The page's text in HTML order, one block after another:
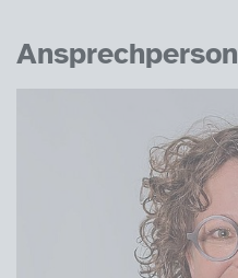
Ansprechperson